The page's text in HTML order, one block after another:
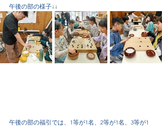
午後の部の様子↓↓
午後の部の福引では、1等が1名、2等が1名、3等が1